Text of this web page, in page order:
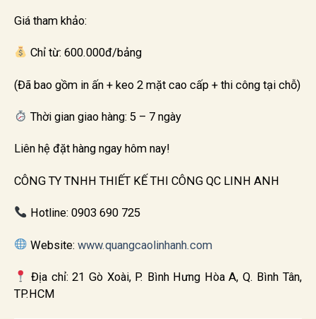
Giá tham khảo:
Chỉ từ: 600.000đ/bảng
(Đã bao gồm in ấn + keo 2 mặt cao cấp + thi công tại chỗ)
Thời gian giao hàng: 5 – 7 ngày
Liên hệ đặt hàng ngay hôm nay!
CÔNG TY TNHH THIẾT KẾ THI CÔNG QC LINH ANH
Hotline: 0903 690 725
Website: www.quangcaolinhanh.com
Địa chỉ: 21 Gò Xoài, P. Bình Hưng Hòa A, Q. Bình Tân,
TP.HCM